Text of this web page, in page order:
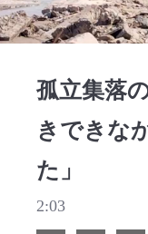
孤立集落
きできな
た」
2:03